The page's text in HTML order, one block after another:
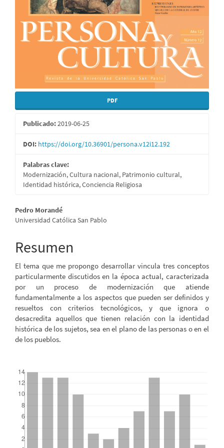
PDF
Publicado:2019-06-25
DOI: https://doi.org/10.36901/persona.v12i12.192
Palabras clave:
Modernización, Cultura nacional, Patrimonio cultural,
Identidad histórica, Conciencia Religiosa
Contenido
principal
del
artículo
Pedro Morandé
Universidad Católica San Pablo
Resumen
El tema que me propongo desarrollar vincula tres conceptos
particularmente discutidos en la época actual, caracterizada
por un proceso de modernización que atiende
fundamentalmente a los aspectos que pueden ser definidos y
resueltos con criterios tecnológicos, y que ignora o
desacredita aquellos que tienen relación con la identidad
histórica de los sujetos, sea en el plano de las personas o en el
de los pueblos.